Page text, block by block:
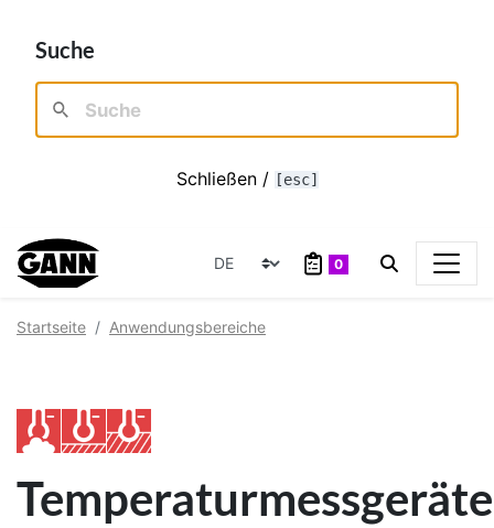
Suche
Schließen / [esc]
0
Startseite Anwendungsbereiche
Temperaturmessgeräte